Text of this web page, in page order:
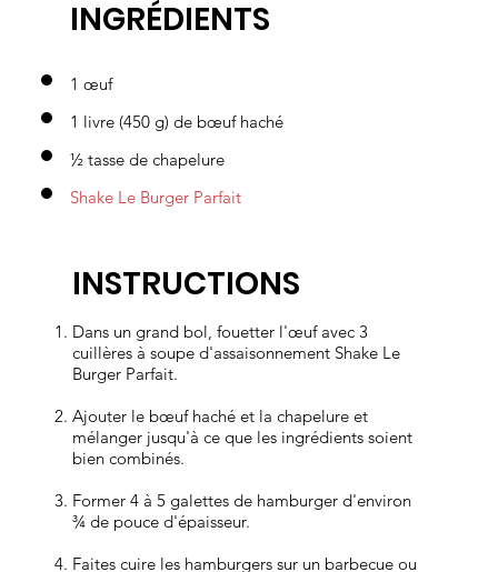
ux pour
toujour
s. C'est
la
INGRÉDIENTS
1 œuf
1 livre (450 g) de bœuf haché
½ tasse de chapelure
Shake Le Burger Parfait
INSTRUCTIONS
Dans un grand bol, fouetter l'œuf avec 3
cuillères à soupe d'assaisonnement Shake Le
Burger Parfait.
Ajouter le bœuf haché et la chapelure et
mélanger jusqu'à ce que les ingrédients soient
bien combinés.
Former 4 à 5 galettes de hamburger d'environ
¾ de pouce d'épaisseur.
Faites cuire les hamburgers sur un barbecue ou